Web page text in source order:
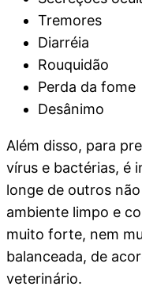
Tremores
Diarréia
Rouquidão
Perda da fome
Desânimo
Além disso, para
vírus e bactérias, é
longe de outros
ambiente limpo e
muito forte, nem
balanceada, de
veterinário.